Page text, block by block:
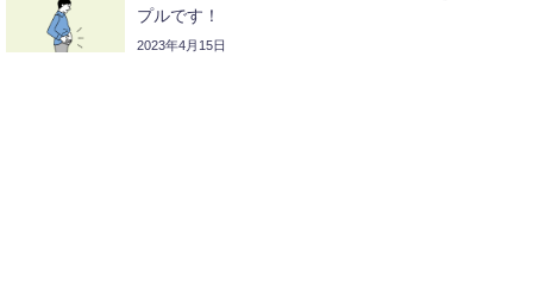
プルです！
2023年4月15日